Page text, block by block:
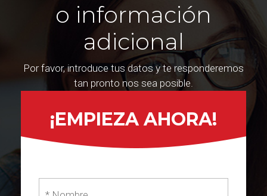
o información
adicional
Por favor, introduce tus datos y te responderemos
tan pronto nos sea posible.
¡EMPIEZA AHORA!